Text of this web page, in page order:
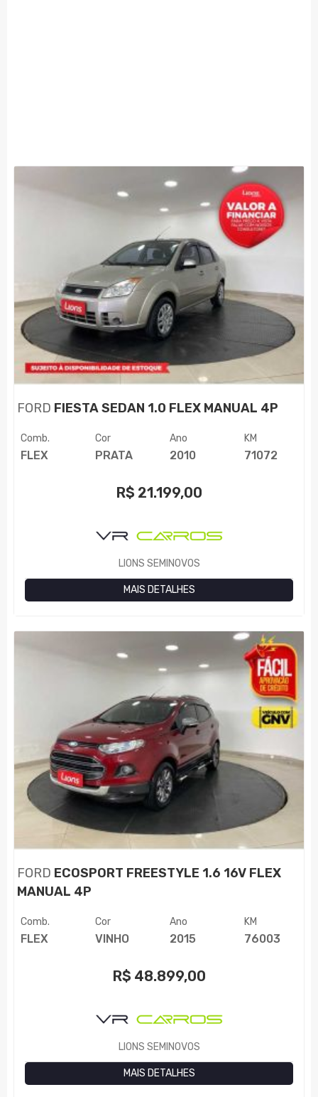
FORD FIESTA SEDAN 1.0 FLEX MANUAL 4P
Comb.
FLEX
Cor
PRATA
Ano
2010
KM
71072
R$ 21.199,00
LIONS SEMINOVOS
MAIS DETALHES
FORD ECOSPORT FREESTYLE 1.6 16V FLEX
MANUAL 4P
Comb.
FLEX
Cor
VINHO
Ano
2015
KM
76003
R$ 48.899,00
LIONS SEMINOVOS
MAIS DETALHES